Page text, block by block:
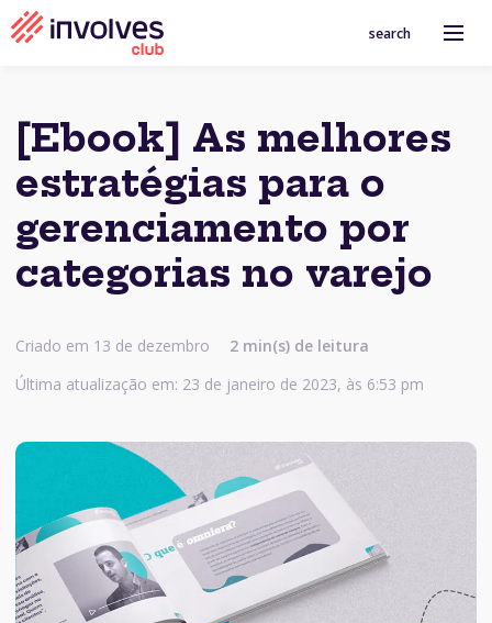
search
[Ebook] As melhores
estratégias para o
gerenciamento por
categorias no varejo
Criado em 13 de dezembro 2 min(s) de leitura
Última atualização em: 23 de janeiro de 2023, às 6:53 pm